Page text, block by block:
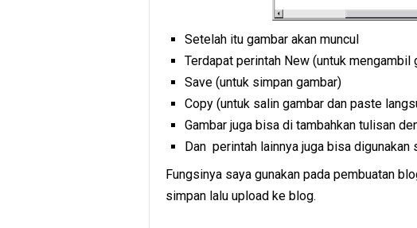
Setelah itu gambar akan muncul
Terdapat perintah New (untuk mengambil
Save (untuk simpan gambar)
Copy (untuk salin gambar dan paste
Gambar juga bisa di tambahkan tulisan
Dan perintah lainnya juga bisa digunakan
Fungsinya saya gunakan pada pembuatan
simpan lalu upload ke blog.